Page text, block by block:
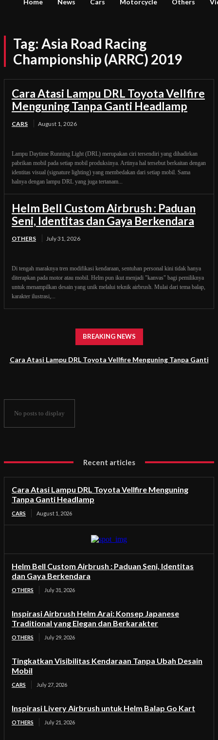
Home News Cars Motorcycle Others
Tag: Asia Road Racing
Championship (ARRC) 2019
Cara Atasi Lampu DRL Toyota Vellfire
Menguning Tanpa Ganti Headlamp
CARS August 1, 2026
Lampu Daytime Running Light (DRL) merupakan ciri tersendiri yang dihadirkan
pabrikan mobil pada setiap mobil produksinya. Artinya hal tersebut berkaitan dengan
identitas visual (signature lighting) yang membedakan dari setiap mobil. Sama
halnya dengan lampu DRL yang juga tertanam...
Helm Bell Custom Airbrush : Paduan
Seni, Identitas dan Gaya Berkendara
OTHERS July 31, 2026
Di tengah maraknya tren modifikasi kendaraan, sentuhan personal kini tidak hanya
diterapkan pada motor atau mobil. Helm pun ikut menjadi "kanvas" bagi pemiliknya
untuk menampilkan desain yang unik melalui teknik airbrush. Mulai dari tema balap,
karakter ilustrasi,...
BREAKING NEWS
Cara Atasi Lampu DRL Toyota Vellfire Menguning Tanpa Ganti
No posts to display
Recent articles
Cara Atasi Lampu DRL Toyota Vellfire Menguning
Tanpa Ganti Headlamp
CARS August 1, 2026
Helm Bell Custom Airbrush : Paduan Seni, Identitas
dan Gaya Berkendara
OTHERS July 31, 2026
Inspirasi Airbrush Helm Arai: Konsep Japanese
Traditional yang Elegan dan Berkarakter
OTHERS July 29, 2026
Tingkatkan Visibilitas Kendaraan Tanpa Ubah Desain
Mobil
CARS July 27, 2026
Inspirasi Livery Airbrush untuk Helm Balap Go Kart
OTHERS July 21, 2026